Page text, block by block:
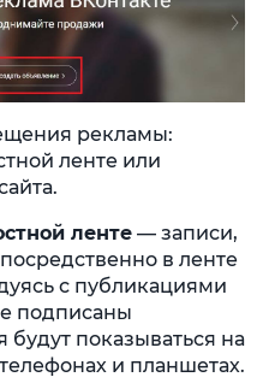
рекламы:
ленте или
ленте — записи,
в ленте
с публикациями
подписаны
показываться на
и планшетах.